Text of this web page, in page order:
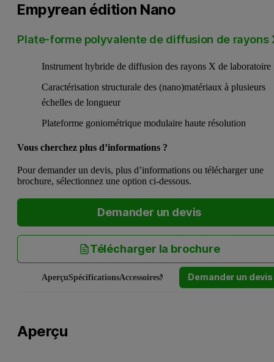
Empyrean édition Nano
Plate-forme polyvalente de diffusion de rayons
Instrument hybride de diffusion des rayons X de laboratoire
Caractérisation structurale des (nano)matériaux à plusieurs
échelles de longueur
Plateforme goniométrique modulaire haute résolution
Vous cherchez plus d’informations ?
Pour demander un devis, plus d’informations ou télécharger une
brochure, sélectionnez une option ci-dessous.
Demander un devis
Télécharger la brochure
AperçuSpécificationsAccessoiresManuels et logicielsService et
Demander un devis
Aperçu